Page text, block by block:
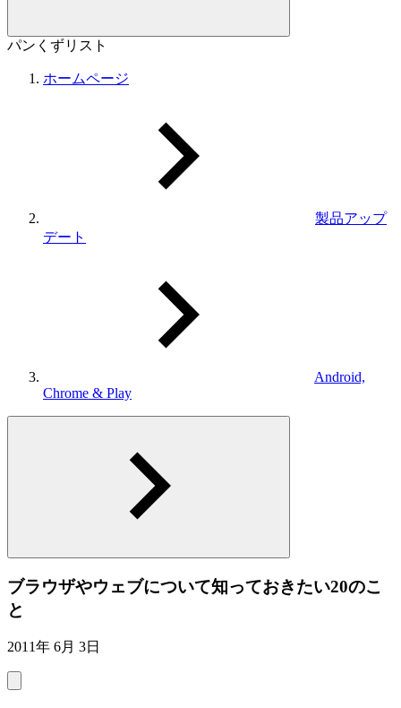
パンくずリスト
ホームページ
製品アップ
デート
Android,
Chrome & Play
ブラウザやウェブについて知っておきたい20のこ
と
2011年 6月 3日